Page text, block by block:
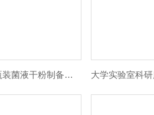
小型压盖真空冻干机瓶装菌液干粉制备干燥机